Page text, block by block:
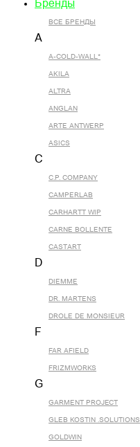
Бренды
ВСЕ БРЕНДЫ
A
A-COLD-WALL*
AKILA
ALTRA
ANGLAN
ARTE ANTWERP
ASICS
C
C.P. COMPANY
CAMPERLAB
CARHARTT WIP
CARNE BOLLENTE
CASTART
D
DIEMME
DR. MARTENS
DROLE DE MONSIEUR
F
FAR AFIELD
FRIZMWORKS
G
GARMENT PROJECT
GLEB KOSTIN .SOLUTIONS
GOLDWIN